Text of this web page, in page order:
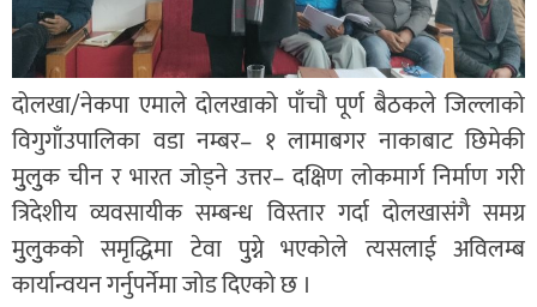
दोलखा/नेकपा एमाले दोलखाको पाँचौ पूर्ण बैठकले जिल्लाको
विगुगाँउपालिका वडा नम्बर– १ लामाबगर नाकाबाट छिमेकी
मुुलुुक चीन र भारत जोड्ने उत्तर– दक्षिण लोकमार्ग निर्माण गरी
त्रिदेशीय व्यवसायीक सम्बन्ध विस्तार गर्दा दोलखासंगै समग्र
मुुलुुकको समृद्धिमा टेवा पुुग्ने भएकोले त्यसलाई अविलम्ब
कार्यान्वयन गर्नुपर्नेमा जोड दिएको छ ।